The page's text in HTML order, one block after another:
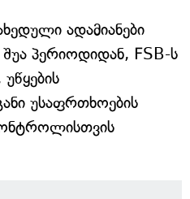
ადამიანები
პერიოდიდან, FSB-ს
უსაფრთხოების